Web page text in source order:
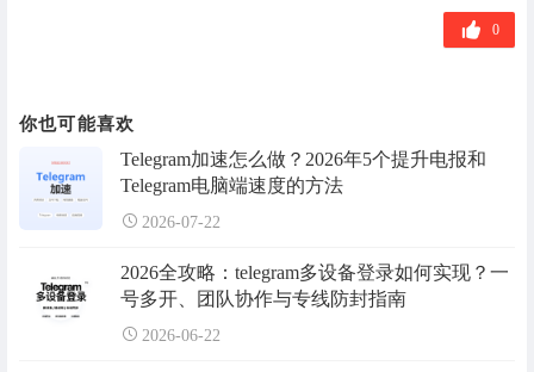
0
你也可能喜欢
Telegram加速怎么做？2026年5个提升电报和
Telegram电脑端速度的方法
2026-07-22
2026全攻略：telegram多设备登录如何实现？一
号多开、团队协作与专线防封指南
2026-06-22